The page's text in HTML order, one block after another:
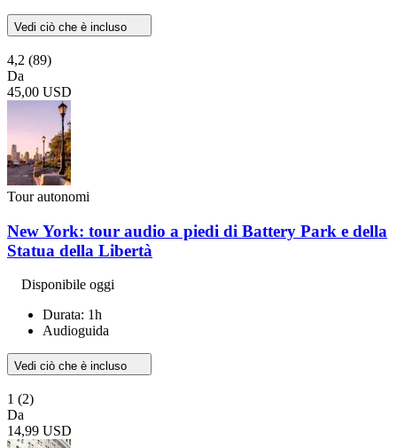
Vedi ciò che è incluso
4,2 (89)
Da
45,00 USD
Tour autonomi
New York: tour audio a piedi di Battery Park e della
Statua della Libertà
Disponibile oggi
Durata: 1h
Audioguida
Vedi ciò che è incluso
1 (2)
Da
14,99 USD